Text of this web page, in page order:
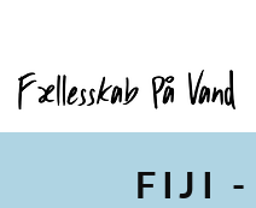
FIJI -